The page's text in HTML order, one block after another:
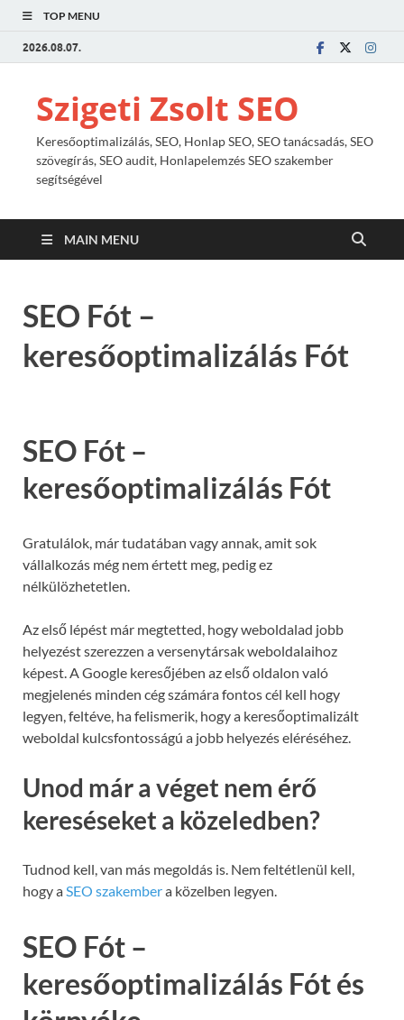
TOP MENU
2026.08.07.
Szigeti Zsolt SEO
Keresőoptimalizálás, SEO, Honlap SEO, SEO tanácsadás, SEO
szövegírás, SEO audit, Honlapelemzés SEO szakember
segítségével
MAIN MENU
SEO Fót –
keresőoptimalizálás Fót
SEO Fót –
keresőoptimalizálás Fót
Gratulálok, már tudatában vagy annak, amit sok
vállalkozás még nem értett meg, pedig ez
nélkülözhetetlen.
Az első lépést már megtetted, hogy weboldalad jobb
helyezést szerezzen a versenytársak weboldalaihoz
képest. A Google keresőjében az első oldalon való
megjelenés minden cég számára fontos cél kell hogy
legyen, feltéve, ha felismerik, hogy a keresőoptimalizált
weboldal kulcsfontosságú a jobb helyezés eléréséhez.
Unod már a véget nem érő
kereséseket a közeledben?
Tudnod kell, van más megoldás is. Nem feltétlenül kell,
hogy aSEO szakembera közelben legyen.
SEO Fót –
keresőoptimalizálás Fót és